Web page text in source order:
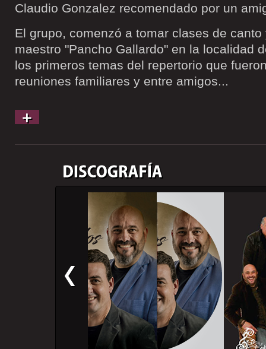
Claudio Gonzalez recomendado por un
El grupo, comenzó a tomar clases de
maestro "Pancho Gallardo" en la localidad
los primeros temas del repertorio que
reuniones familiares y entre amigos...